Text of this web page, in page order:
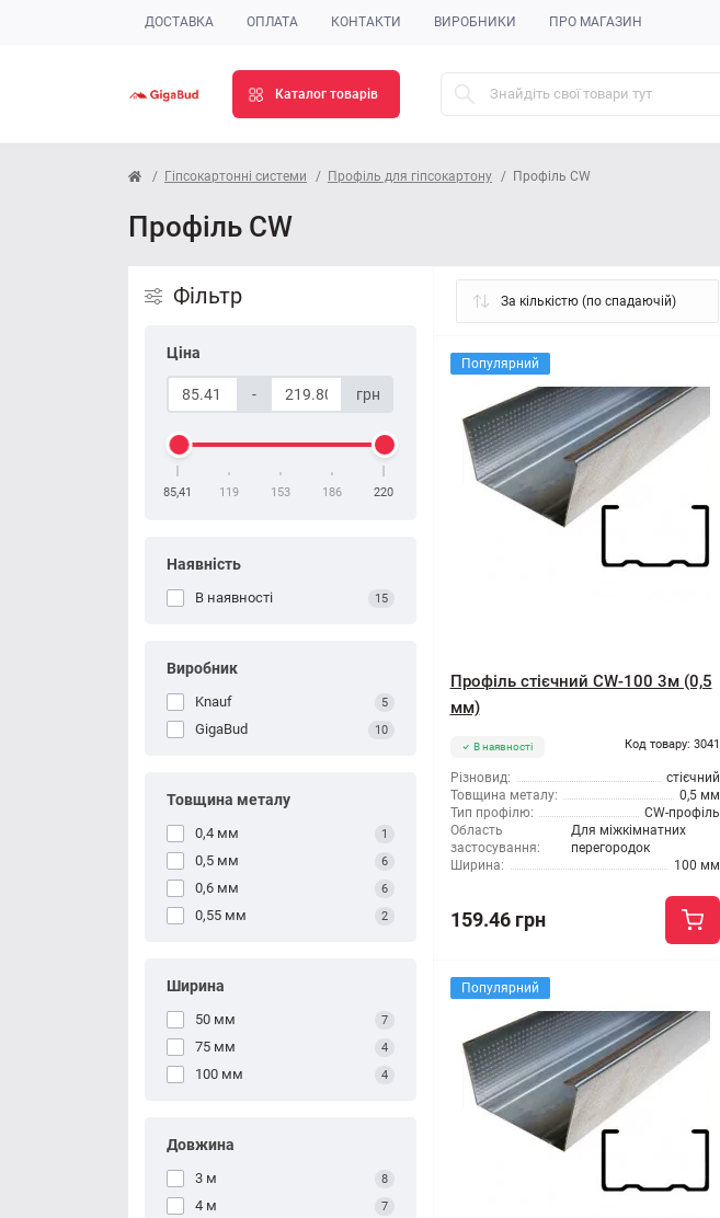
ДОСТАВКА ОПЛАТА КОНТАКТИ ВИРОБНИКИ ПРО МАГАЗИН
Каталог товарів
Гіпсокартонні системи Профіль для гіпсокартону Профіль CW
Профіль CW
Фільтр
Ціна
- грн
85,41 119 153 186 220
Наявність
В наявності 15
Виробник
Knauf 5
GigaBud 10
Товщина металу
0,4 мм 1
0,5 мм 6
0,6 мм 6
0,55 мм 2
Ширина
50 мм 7
75 мм 4
100 мм 4
Довжина
3 м 8
4 м 7
Популярний
Профіль стієчний CW-100 3м (0,5
мм)
В наявності Код товару: 3041
Різновид:
стієчний
Товщина металу:
0,5 мм
Тип профілю:
CW-профіль
Область
застосування:
Для міжкімнатних
перегородок
Ширина:
100 мм
159.46 грн
Популярний